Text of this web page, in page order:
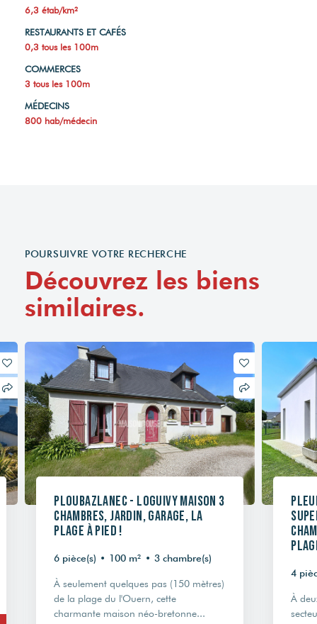
6,3 étab/km²
RESTAURANTS ET CAFÉS
0,3 tous les 100m
COMMERCES
3 tous les 100m
MÉDECINS
800 hab/médecin
POURSUIVRE VOTRE RECHERCHE
Découvrez les biens
similaires.
Ploubazlanec - Loguivy Maison 3
chambres, jardin, garage, la
plage à pied !
6 pièce(s) • 100 m² • 3 chambre(s)
À seulement quelques pas (150 mètres)
de la plage du l'Ouern, cette
charmante maison néo-bretonne...
4
À